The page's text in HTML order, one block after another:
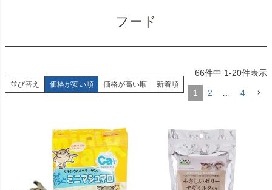
フード
並び替え 価格が安い順 価格が高い順 新着順
66件中 1-20件表示
1 2 4